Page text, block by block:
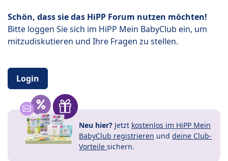
Schön, dass sie das HiPP Forum nutzen möchten!
Bitte loggen Sie sich im HiPP Mein BabyClub ein, um
mitzudiskutieren und Ihre Fragen zu stellen.
Login
Neu hier? Jetzt kostenlos im HiPP Mein
BabyClub registrieren und deine Club-
Vorteile sichern.